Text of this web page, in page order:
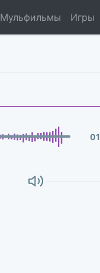
Мульфильмы Игры
01